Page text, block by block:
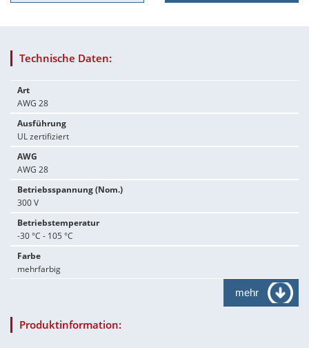
Technische Daten:
Art
AWG 28
Ausführung
UL zertifiziert
AWG
AWG 28
Betriebsspannung (Nom.)
300 V
Betriebstemperatur
-30 °C - 105 °C
Farbe
mehrfarbig
mehr
Produktinformation: